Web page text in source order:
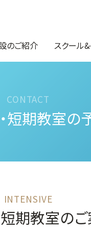
のご紹介 スクール
短期教室の
短期教室の